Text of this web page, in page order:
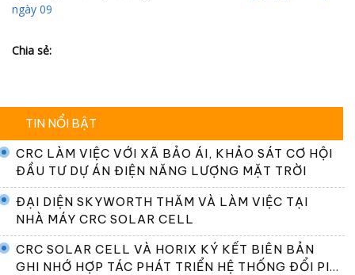
ngày 09
Chia sẻ:
TIN NỔI BẬT
CRC LÀM VIỆC VỚI XÃ BẢO ÁI, KHẢO SÁT CƠ HỘI
ĐẦU TƯ DỰ ÁN ĐIỆN NĂNG LƯỢNG MẶT TRỜI
ĐẠI DIỆN SKYWORTH THĂM VÀ LÀM VIỆC TẠI
NHÀ MÁY CRC SOLAR CELL
CRC SOLAR CELL VÀ HORIX KÝ KẾT BIÊN BẢN
GHI NHỚ HỢP TÁC PHÁT TRIỂN HỆ THỐNG ĐỔI PIN